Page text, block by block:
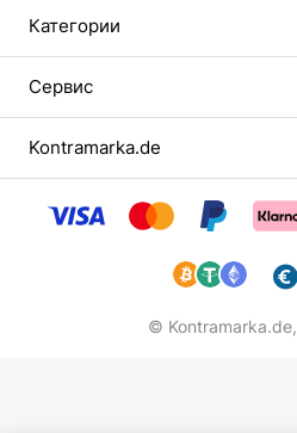
Категории
Сервис
Kontramarka.de
© Kontramarka.de,